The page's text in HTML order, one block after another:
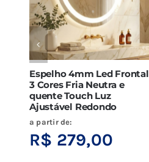
Espelho 4mm Led Frontal
3 Cores Fria Neutra e
quente Touch Luz
Ajustável Redondo
a partir de:
R$ 279,00